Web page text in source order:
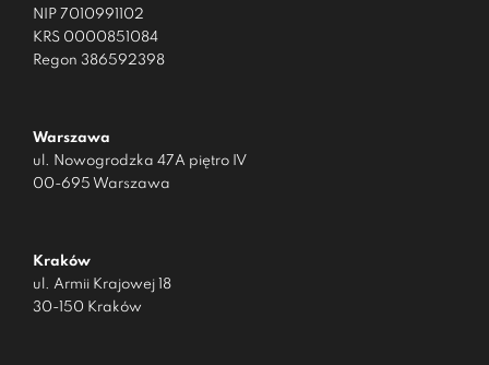
NIP 7010991102
KRS 0000851084
Regon 386592398
Warszawa
ul. Nowogrodzka 47A piętro IV
00-695 Warszawa
Kraków
ul. Armii Krajowej 18
30-150 Kraków